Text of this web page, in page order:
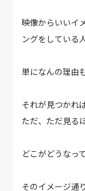
映像からいいイ
ングをしている
単になんの理由
それが見つかれ
ただ、ただ見る
どこがどうなっ
そのイメージ通